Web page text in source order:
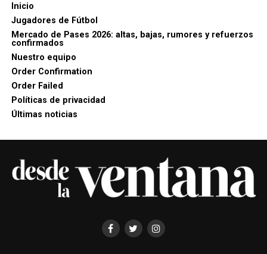
Inicio
Jugadores de Fútbol
Mercado de Pases 2026: altas, bajas, rumores y refuerzos
confirmados
Nuestro equipo
Order Confirmation
Order Failed
Políticas de privacidad
Últimas noticias